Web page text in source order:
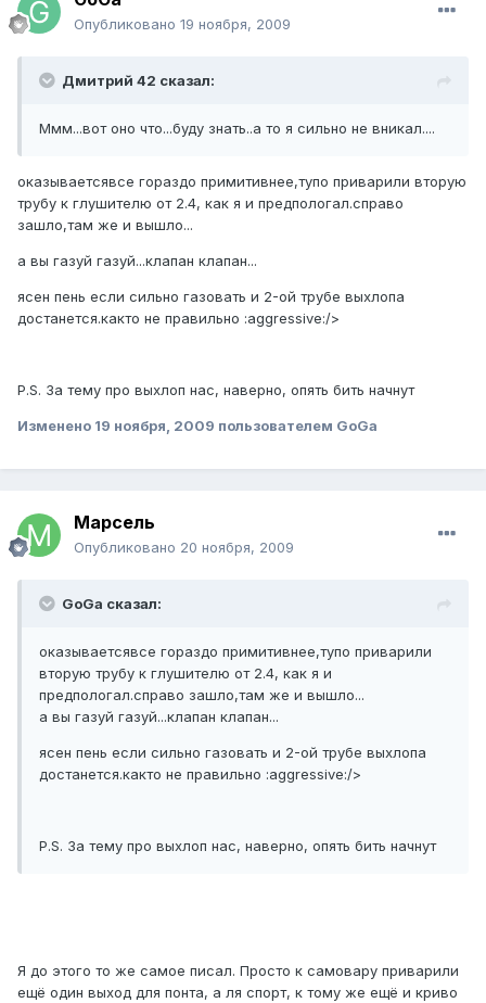
Опубликовано 19 ноября, 2009
Дмитрий 42 сказал:
Ммм...вот оно что...буду знать..а то я сильно не вникал....
оказываетсявсе гораздо примитивнее,тупо приварили вторую
трубу к глушителю от 2.4, как я и предпологал.справо
зашло,там же и вышло...
а вы газуй газуй...клапан клапан...
ясен пень если сильно газовать и 2-ой трубе выхлопа
достанется.както не правильно :aggressive:/>
P.S. За тему про выхлоп нас, наверно, опять бить начнут
Изменено 19 ноября, 2009 пользователем GoGa
Марсель
Опубликовано 20 ноября, 2009
GoGa сказал:
оказываетсявсе гораздо примитивнее,тупо приварили
вторую трубу к глушителю от 2.4, как я и
предпологал.справо зашло,там же и вышло...
а вы газуй газуй...клапан клапан...
ясен пень если сильно газовать и 2-ой трубе выхлопа
достанется.както не правильно :aggressive:/>
P.S. За тему про выхлоп нас, наверно, опять бить начнут
Я до этого то же самое писал. Просто к самовару приварили
ещё один выход для понта, а ля спорт, к тому же ещё и криво